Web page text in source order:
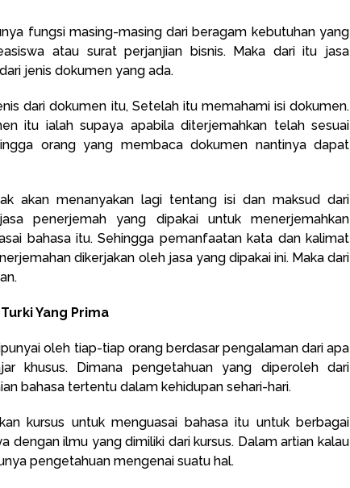
fungsi masing-masing dari beragam kebutuhan yang
atau surat perjanjian bisnis. Maka dari itu jasa
jenis dokumen yang ada.
dari dokumen itu, Setelah itu memahami isi dokumen.
itu ialah supaya apabila diterjemahkan telah sesuai
orang yang membaca dokumen nantinya dapat
akan menanyakan lagi tentang isi dan maksud dari
penerjemah yang dipakai untuk menerjemahkan
bahasa itu. Sehingga pemanfaatan kata dan kalimat
dikerjakan oleh jasa yang dipakai ini. Maka dari
Yang Prima
oleh tiap-tiap orang berdasar pengalaman dari apa
khusus. Dimana pengetahuan yang diperoleh dari
bahasa tertentu dalam kehidupan sehari-hari.
kursus untuk menguasai bahasa itu untuk berbagai
dengan ilmu yang dimiliki dari kursus. Dalam artian kalau
pengetahuan mengenai suatu hal.